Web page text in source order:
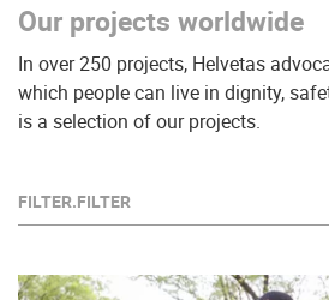
Our projects worldwide
In over 250 projects, Helvetas
which people can live in dignity,
is a selection of our projects.
FILTER.FILTER